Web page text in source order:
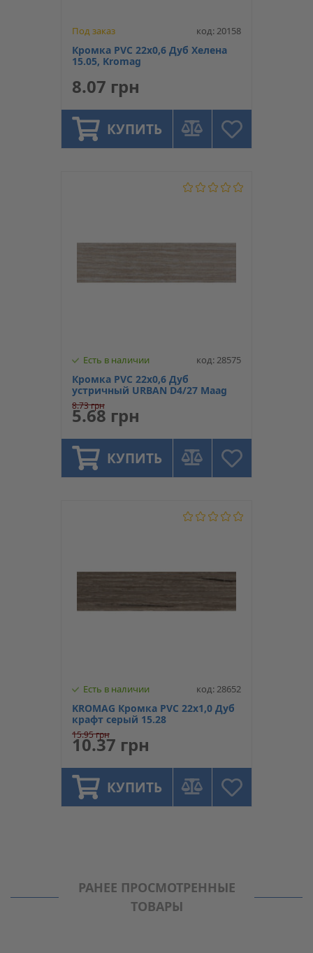
Под заказ код: 20158
Кромка PVC 22х0,6 Дуб Хелена
15.05, Kromag
8.07 грн
КУПИТЬ
Есть в наличии код: 28575
Кромка PVC 22х0,6 Дуб
устричный URBAN D4/27 Maag
8.73 грн
5.68 грн
КУПИТЬ
Есть в наличии код: 28652
KROMAG Кромка PVC 22х1,0 Дуб
крафт серый 15.28
15.95 грн
10.37 грн
КУПИТЬ
РАНЕЕ ПРОСМОТРЕННЫЕ
ТОВАРЫ